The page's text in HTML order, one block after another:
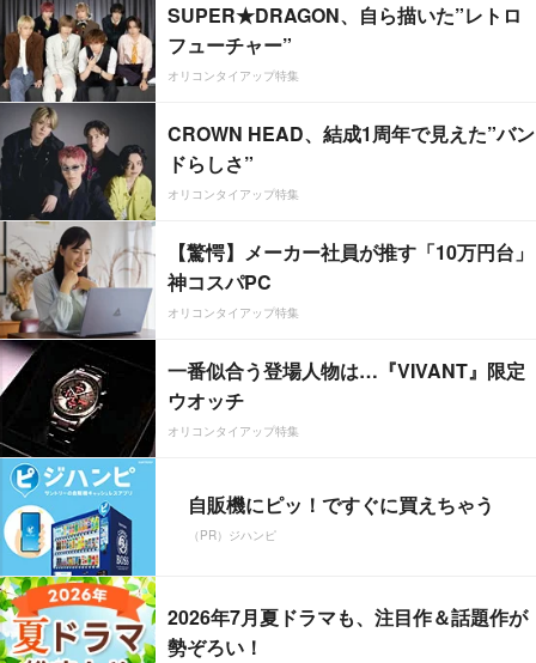
SUPER★DRAGON、自ら描いた”レトロ
フューチャー”
オリコンタイアップ特集
CROWN HEAD、結成1周年で見えた”バン
ドらしさ”
オリコンタイアップ特集
【驚愕】メーカー社員が推す「10万円台」
神コスパPC
オリコンタイアップ特集
一番似合う登場人物は…『VIVANT』限定
ウオッチ
オリコンタイアップ特集
自販機にピッ！ですぐに買えちゃう
（PR）ジハンピ
2026年7月夏ドラマも、注目作＆話題作が
勢ぞろい！